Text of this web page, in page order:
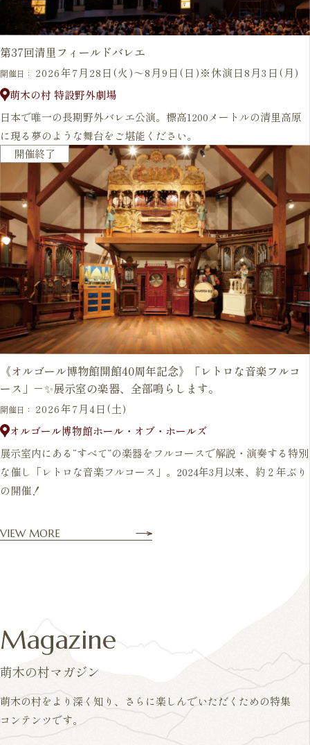
第37回清里フィールドバレエ
開催日： 2026年7月28日(火)～8月9日(日)※休演日8月3日(月)
萌木の村 特設野外劇場
日本で唯一の長期野外バレエ公演。標高1200メートルの清里高原
に現る夢のような舞台をご堪能ください。
開催終了
《オルゴール博物館開館40周年記念》「レトロな音楽フルコ
ース」－✨展示室の楽器、全部鳴らします。
開催日： 2026年7月4日(土)
オルゴール博物館ホール・オブ・ホールズ
展示室内にある“すべて”の楽器をフルコースで解説・演奏する特別
な催し「レトロな音楽フルコース」。2024年3月以来、約２年ぶり
の開催！
VIEW MORE
Magazine
萌木の村マガジン
萌木の村をより深く知り、さらに楽しんでいただくための特集
コンテンツです。